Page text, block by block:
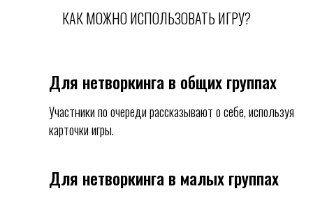
КАК МОЖНО ИСПОЛЬЗОВАТЬ ИГРУ?
Для нетворкинга в общих группах
Участники по очереди рассказывают о себе, используя
карточки игры.
Для нетворкинга в малых группах